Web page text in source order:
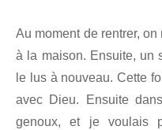
Au moment de rentrer,
à la maison. Ensuite, un
le lus à nouveau. Cette
avec Dieu. Ensuite
genoux, et je voulais